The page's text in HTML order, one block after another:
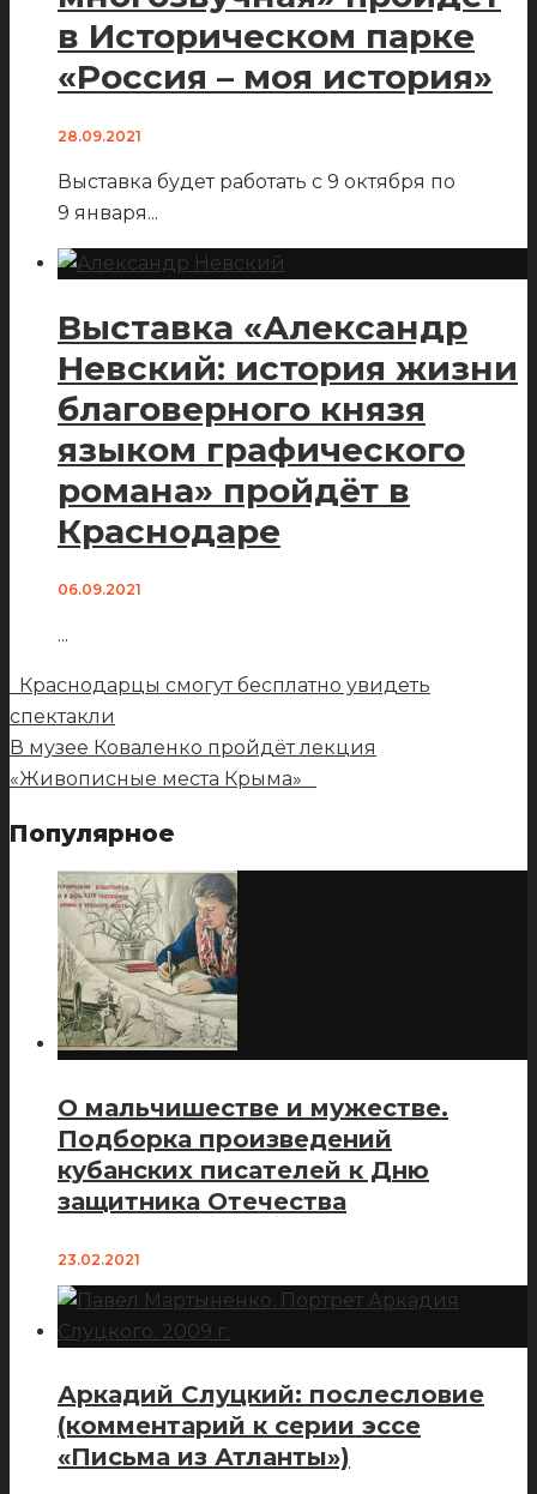
в Историческом парке
«Россия – моя история»
28.09.2021
Выставка будет работать с 9 октября по
9 января...
Выставка «Александр
Невский: история жизни
благоверного князя
языком графического
романа» пройдёт в
Краснодаре
06.09.2021
...
Краснодарцы смогут бесплатно увидеть
спектакли
В музее Коваленко пройдёт лекция
«Живописные места Крыма»
Популярное
О мальчишестве и мужестве.
Подборка произведений
кубанских писателей к Дню
защитника Отечества
23.02.2021
Аркадий Слуцкий: послесловие
(комментарий к серии эссе
«Письма из Атланты»)